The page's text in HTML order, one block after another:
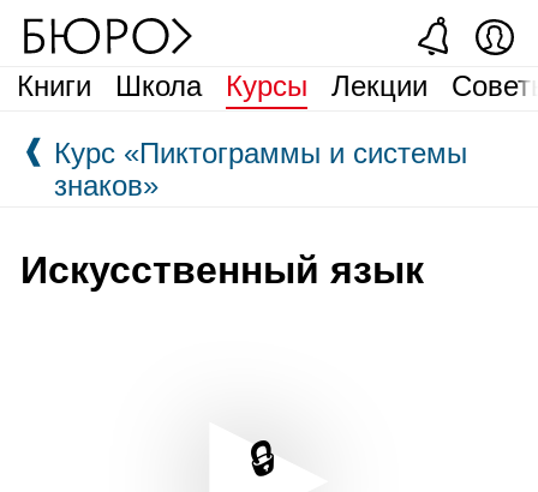
Книги Школа Курсы Лекции
❰ Курс «Пиктограммы и системы
знаков»
Искусственный язык